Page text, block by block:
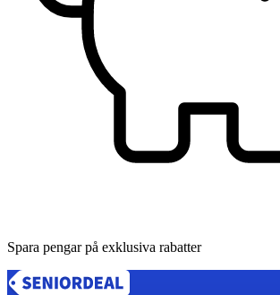
Spara pengar på exklusiva rabatter